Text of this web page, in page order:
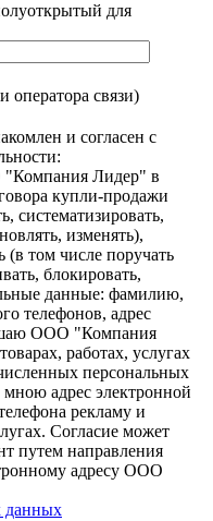
для
оператора связи)
и согласен с
Лидер" в
купли-продажи
систематизировать,
изменять),
(в том числе поручать
блокировать,
данные: фамилию,
телефонов, адрес
ООО "Компания
работах, услугах
персональных
адрес электронной
рекламу и
Согласие может
путем направления
адресу ООО
данных